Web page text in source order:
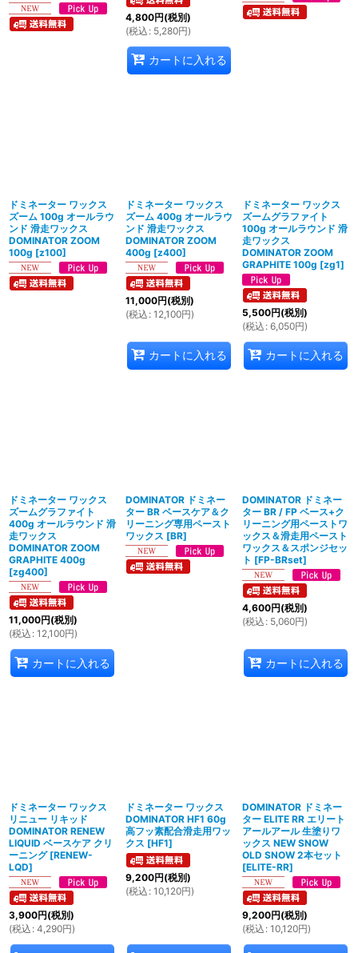
4,800円(税別)
(税込 : 5,280円)
カートに入れる
ドミネーター ワックス
ズーム 100g オールラウ
ンド 滑走ワックス
DOMINATOR ZOOM
100g [z100]
ドミネーター ワックス
ズーム 400g オールラウ
ンド 滑走ワックス
DOMINATOR ZOOM
400g [z400]
11,000円(税別)
(税込 : 12,100円)
カートに入れる
ドミネーター ワックス
ズームグラファイト
100g オールラウンド 滑
走ワックス
DOMINATOR ZOOM
GRAPHITE 100g [zg1]
5,500円(税別)
(税込 : 6,050円)
カートに入れる
ドミネーター ワックス
ズームグラファイト
400g オールラウンド 滑
走ワックス
DOMINATOR ZOOM
GRAPHITE 400g
[zg400]
11,000円(税別)
(税込 : 12,100円)
カートに入れる
DOMINATOR ドミネー
ター BR ベースケア＆ク
リーニング専用ペースト
ワックス [BR]
DOMINATOR ドミネー
ター BR / FP ベース+ク
リーニング用ペーストワ
ックス＆滑走用ペースト
ワックス＆スポンジセッ
ト [FP-BRset]
4,600円(税別)
(税込 : 5,060円)
カートに入れる
ドミネーター ワックス
リニュー リキッド
DOMINATOR RENEW
LIQUID ベースケア クリ
ーニング [RENEW-
LQD]
3,900円(税別)
(税込 : 4,290円)
ドミネーター ワックス
DOMINATOR HF1 60g
高フッ素配合滑走用ワッ
クス [HF1]
9,200円(税別)
(税込 : 10,120円)
DOMINATOR ドミネー
ター ELITE RR エリート
アールアール 生塗りワ
ックス NEW SNOW
OLD SNOW 2本セット
[ELITE-RR]
9,200円(税別)
(税込 : 10,120円)